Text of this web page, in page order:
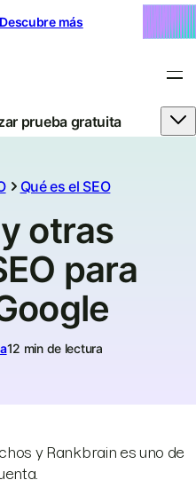
Descubre más
prueba gratuita
Qué es el SEO
otras
para
12 min de lectura
y Rankbrain es uno de